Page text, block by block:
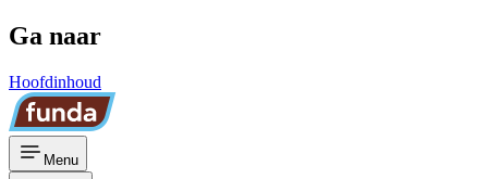
Ga naar
Hoofdinhoud
Menu